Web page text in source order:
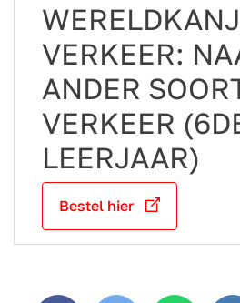
VERKEER:
ANDER
VERKEER
LEERJAAR)
Bestel hier